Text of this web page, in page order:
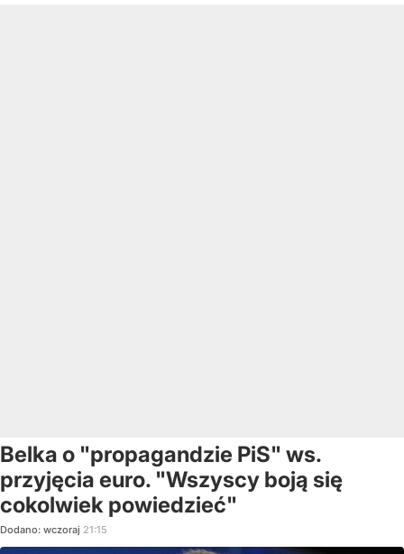
Belka o "propagandzie PiS" ws.
przyjęcia euro. "Wszyscy boją się
cokolwiek powiedzieć"
Dodano: wczoraj 21:15